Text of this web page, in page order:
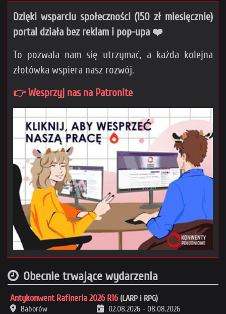
Dzięki wsparciu społeczności (150 zł miesięcznie)
portal działa bez reklam i pop-upa ❤️
To pozwala nam się utrzymać, a każda kolejna
złotówka wspiera nasz rozwój.
👉 Wesprzyj nas na Patronite
Obecnie trwające wydarzenia
Antykonwent Rafineria 2026 R16 (LARP i RPG)
Baborów
02.08.2026 - 08.08.2026